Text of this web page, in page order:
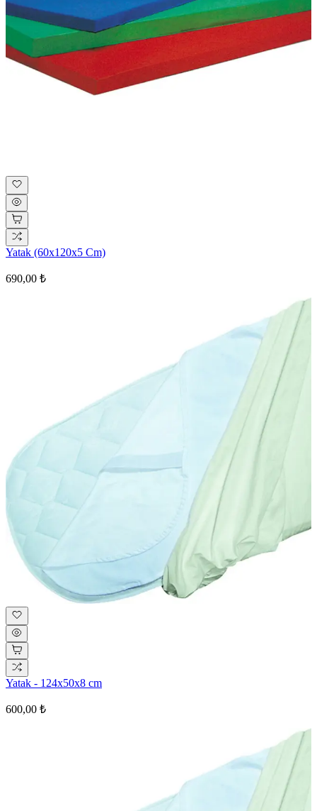
Yatak (60x120x5 Cm)
690,00 ₺
Yatak - 124x50x8 cm
600,00 ₺